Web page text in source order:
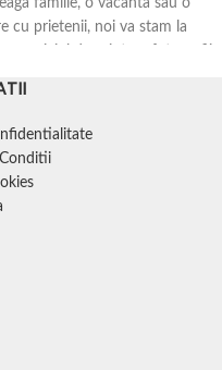
familie, o vacanta sau o
cu prietenii, noi va stam la
si printarea fotografiilor este
placuta si eficienta sa retraiesti
Conditii